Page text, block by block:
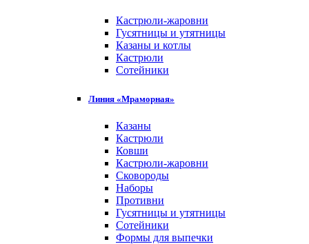
Кастрюли-жаровни
Гусятницы и утятницы
Казаны и котлы
Кастрюли
Сотейники
Линия «Мраморная»
Казаны
Кастрюли
Ковши
Кастрюли-жаровни
Сковороды
Наборы
Противни
Гусятницы и утятницы
Сотейники
Формы для выпечки